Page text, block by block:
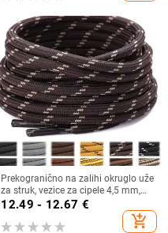
Prekogranično na zalihi okruglo uže
za struk, vezice za cipele 4,5 mm,
okrugle vezice za vanjske sportove,
tkane okrugle vezice za remen,
džemper, uže za kapu, uže za hlače
12.49 - 12.67 €
add_shopping_cart